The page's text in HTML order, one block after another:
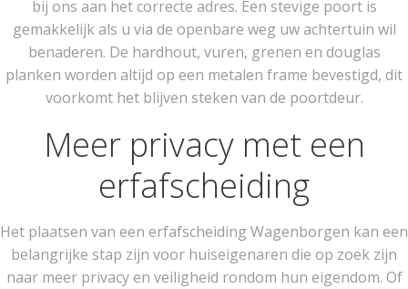
bij ons aan het correcte adres. Een stevige poort is
gemakkelijk als u via de openbare weg uw achtertuin wil
benaderen. De hardhout, vuren, grenen en douglas
planken worden altijd op een metalen frame bevestigd, dit
voorkomt het blijven steken van de poortdeur.
Meer privacy met een
erfafscheiding
Het plaatsen van een erfafscheiding Wagenborgen kan een
belangrijke stap zijn voor huiseigenaren die op zoek zijn
naar meer privacy en veiligheid rondom hun eigendom. Of